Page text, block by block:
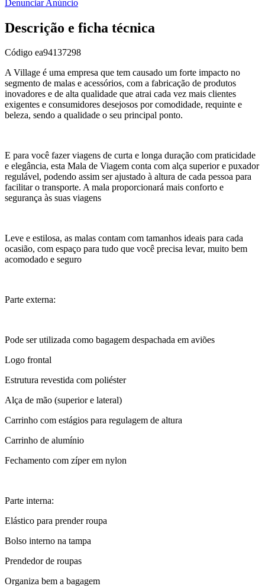
Denunciar Anúncio
Descrição e ficha técnica
Código ea94137298
A Village é uma empresa que tem causado um forte impacto no
segmento de malas e acessórios, com a fabricação de produtos
inovadores e de alta qualidade que atrai cada vez mais clientes
exigentes e consumidores desejosos por comodidade, requinte e
beleza, sendo a qualidade o seu principal ponto.
E para você fazer viagens de curta e longa duração com praticidade
e elegância, esta Mala de Viagem conta com alça superior e puxador
regulável, podendo assim ser ajustado à altura de cada pessoa para
facilitar o transporte. A mala proporcionará mais conforto e
segurança às suas viagens
Leve e estilosa, as malas contam com tamanhos ideais para cada
ocasião, com espaço para tudo que você precisa levar, muito bem
acomodado e seguro
Parte externa:
Pode ser utilizada como bagagem despachada em aviões
Logo frontal
Estrutura revestida com poliéster
Alça de mão (superior e lateral)
Carrinho com estágios para regulagem de altura
Carrinho de alumínio
Fechamento com zíper em nylon
Parte interna:
Elástico para prender roupa
Bolso interno na tampa
Prendedor de roupas
Organiza bem a bagagem